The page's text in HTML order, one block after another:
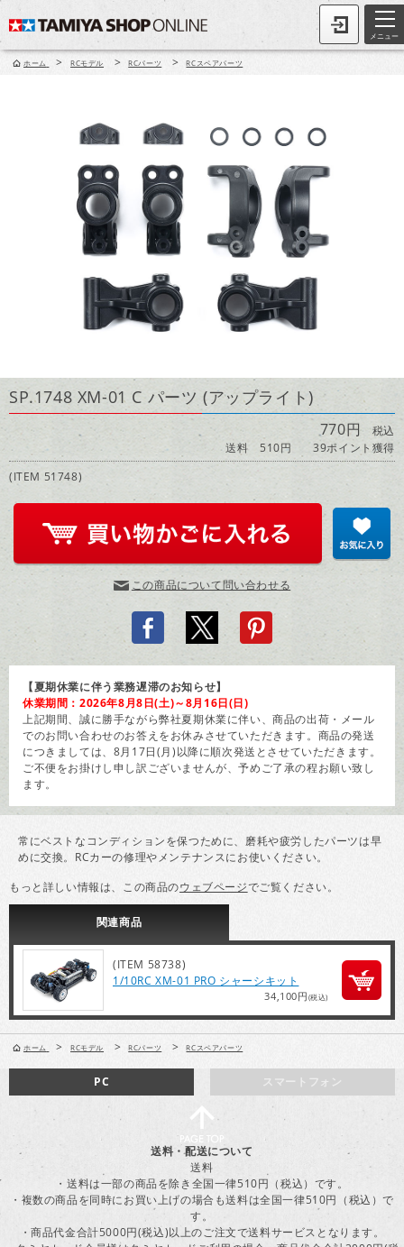
メニュー
ホーム > RCモデル > RCパーツ > RCスペアパーツ
SP.1748 XM-01 C パーツ (アップライト)
770円 税込
送料 510円
39ポイント獲得
(ITEM 51748)
この商品について問い合わせる
【夏期休業に伴う業務遅滞のお知らせ】
休業期間：2026年8月8日(土)～8月16日(日)
上記期間、誠に勝手ながら弊社夏期休業に伴い、商品の出荷・メール
でのお問い合わせのお答えをお休みさせていただきます。商品の発送
につきましては、8月17日(月)以降に順次発送とさせていただきます。
ご不便をお掛けし申し訳ございませんが、予めご了承の程お願い致し
ます。
常にベストなコンディションを保つために、磨耗や疲労したパーツは早
めに交換。RCカーの修理やメンテナンスにお使いください。
もっと詳しい情報は、この商品のウェブページでご覧ください。
関連商品
(ITEM 58738)
1/10RC XM-01 PRO シャーシキット
34,100円(税込)
ホーム > RCモデル > RCパーツ > RCスペアパーツ
スマートフォン
PC
送料・配送について
送料
・送料は一部の商品を除き全国一律510円（税込）です。
・複数の商品を同時にお買い上げの場合も送料は全国一律510円（税込）で
す。
・商品代金合計5000円(税込)以上のご注文で送料サービスとなります。